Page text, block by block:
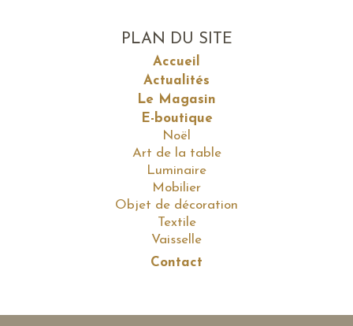
PLAN DU SITE
Accueil
Actualités
Le Magasin
E-boutique
Noël
Art de la table
Luminaire
Mobilier
Objet de décoration
Textile
Vaisselle
Contact